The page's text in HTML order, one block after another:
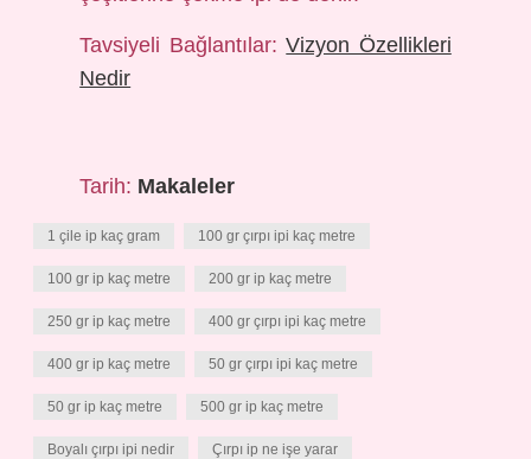
Tavsiyeli Bağlantılar:Vizyon Özellikleri
Nedir
Tarih: Makaleler
1 çile ip kaç gram 100 gr çırpı ipi kaç metre
100 gr ip kaç metre 200 gr ip kaç metre
250 gr ip kaç metre 400 gr çırpı ipi kaç metre
400 gr ip kaç metre 50 gr çırpı ipi kaç metre
50 gr ip kaç metre 500 gr ip kaç metre
Boyalı çırpı ipi nedir Çırpı ip ne işe yarar